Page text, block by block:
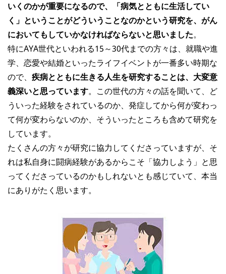
いくのかが重要になるので、「病気とともに生活してい
く」ということがどういうことなのかという研究を、がん
においてもしていかなければならないと思いました。
特にAYA世代といわれる15～30代までの方々は、就職や進
学、恋愛や結婚といったライフイベントが一番多い時期な
ので、 疾病とともに生きる人生を研究することは、大変意
義深いと思っています。この世代の方々の話を聞いて、ど
ういった経験をされているのか、発症してから何が変わっ
て何が変わらないのか、そういったところも含めて研究を
しています。
たくさんの方々が研究に協力してくださっていますが、そ
れは私自身に闘病経験があるからこそ「協力しよう」と思
ってくださっているのかもしれないとも感じていて、本当
にありがたく思います。